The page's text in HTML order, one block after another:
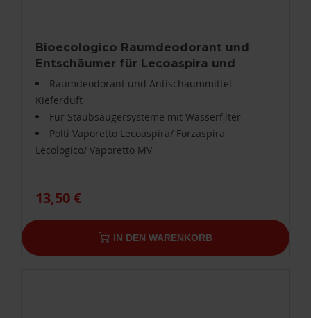
Bioecologico Raumdeodorant und
Entschäumer für Lecoaspira und
Lecologico mit Pinienduft PAEU0086
Raumdeodorant und Antischaummittel
Kieferduft
Für Staubsaugersysteme mit Wasserfilter
Polti Vaporetto Lecoaspira/ Forzaspira
Lecologico/ Vaporetto MV
13,50 €
IN DEN WARENKORB